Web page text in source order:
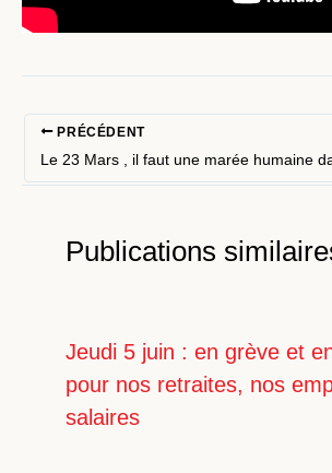
PRÉCÉDENT
Publications
Jeudi 5 juin : en grève et
pour nos retraites, nos
salaires